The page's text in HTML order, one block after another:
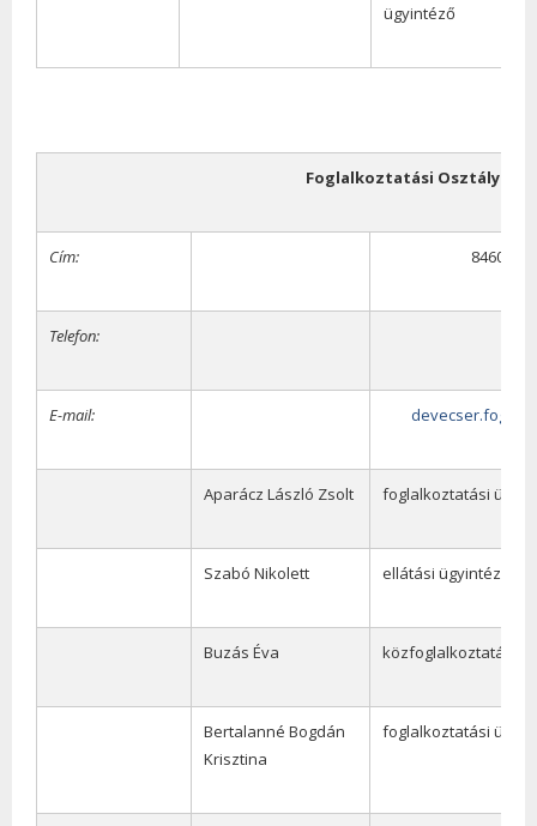
ügyintéző
Foglalkoztatási Osztály
Cím: 8460
Telefon:
E-mail:
Aparácz László Zsolt foglalkoztatási
Szabó Nikolett ellátási ügyintéző
Buzás Éva közfoglalkoztatási
Bertalanné Bogdán
Krisztina
foglalkoztatási